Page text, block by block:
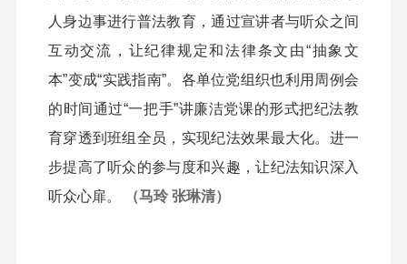
人身边事进行普法教育，通过宣讲者与听众之间
互动交流，让纪律规定和法律条文由“抽象文
本”变成“实践指南”。各单位党组织也利用周例会
的时间通过“一把手”讲廉洁党课的形式把纪法教
育穿透到班组全员，实现纪法效果最大化。进一
步提高了听众的参与度和兴趣，让纪法知识深入
听众心扉。
（马玲 张琳清）